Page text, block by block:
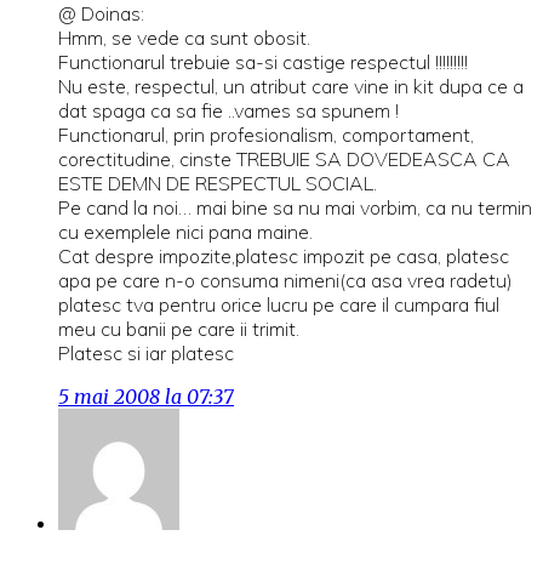
@ Doinas:
Hmm, se vede ca sunt obosit.
Functionarul trebuie sa-si castige respectul !!!!!!!!!
Nu este, respectul, un atribut care vine in kit dupa ce a
dat spaga ca sa fie ..vames sa spunem !
Functionarul, prin profesionalism, comportament,
corectitudine, cinste TREBUIE SA DOVEDEASCA CA
ESTE DEMN DE RESPECTUL SOCIAL.
Pe cand la noi… mai bine sa nu mai vorbim, ca nu termin
cu exemplele nici pana maine.
Cat despre impozite,platesc impozit pe casa, platesc
apa pe care n-o consuma nimeni(ca asa vrea radetu)
platesc tva pentru orice lucru pe care il cumpara fiul
meu cu banii pe care ii trimit.
Platesc si iar platesc
5 mai 2008 la 07:37